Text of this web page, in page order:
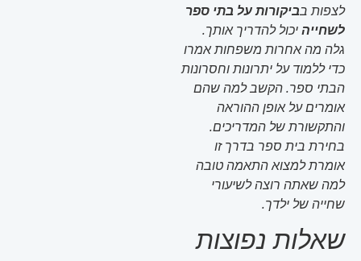
לצפות בביקורות על בתי ספר
לשחייהיכול להדריך אותך.
גלה מה אחרות משפחות אמרו
כדי ללמוד על יתרונות וחסרונות
הבתי ספר. הקשב למה שהם
אומרים על אופן ההוראה
והתקשורת של המדריכים.
בחירת בית ספר בדרך זו
אומרת למצוא התאמה טובה
למה שאתה רוצה לשיעורי
שחייה של ילדך.
שאלות נפוצות